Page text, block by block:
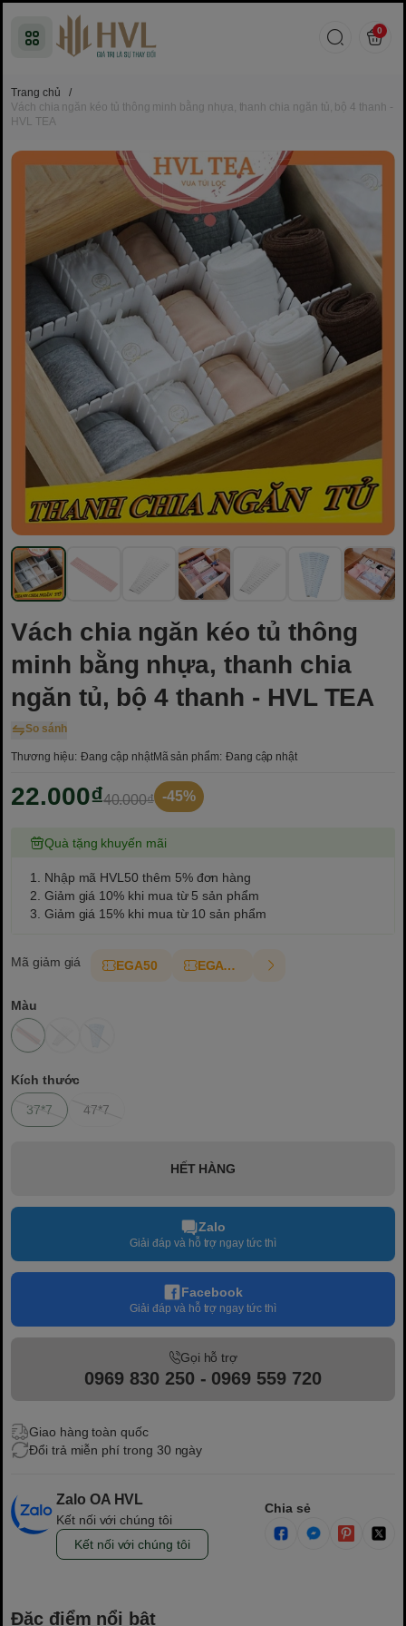
0
Trang chủ
/
Vách chia ngăn kéo tủ thông minh bằng nhựa, thanh chia ngăn tủ, bộ 4 thanh -
HVL TEA
Vách chia ngăn kéo tủ thông
minh bằng nhựa, thanh chia
ngăn tủ, bộ 4 thanh - HVL TEA
So sánh
Thương hiệu: Đang cập nhậtMã sản phẩm: Đang cập nhật
22.000₫40.000₫ -45%
Quà tặng khuyến mãi
1. Nhập mã HVL50 thêm 5% đơn hàng
2. Giảm giá 10% khi mua từ 5 sản phẩm
3. Giảm giá 15% khi mua từ 10 sản phẩm
Mã giảm giá EGA50 EGAT10
Màu
Kích thước
37*7 47*7
HẾT HÀNG
Zalo
Giải đáp và hỗ trợ ngay tức thì
Facebook
Giải đáp và hỗ trợ ngay tức thì
Gọi hỗ trợ
0969 830 250 - 0969 559 720
Giao hàng toàn quốc
Đổi trả miễn phí trong 30 ngày
Zalo OA HVL
Kết nối với chúng tôi
Kết nối với chúng tôi
Chia sẻ
Đặc điểm nổi bật